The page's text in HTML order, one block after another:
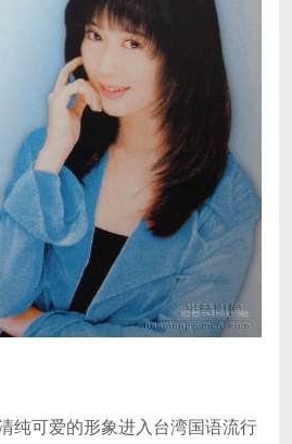
纯可爱的形象进入台湾国语流行